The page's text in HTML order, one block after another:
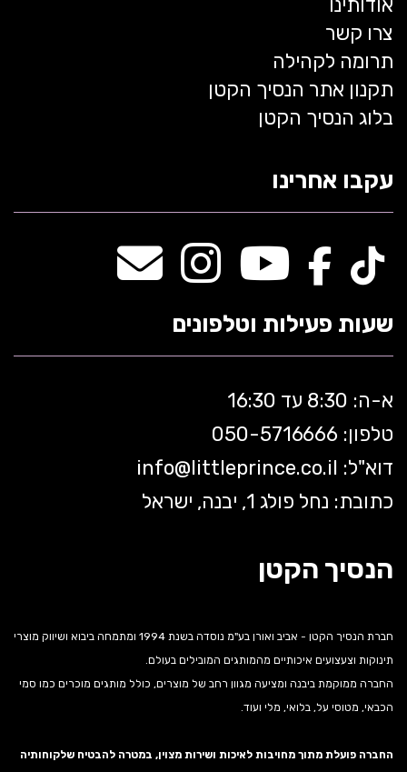
אודותינו
צרו קשר
תרומה לקהילה
תקנון אתר הנסיך הקטן
בלוג הנסיך הקטן
עקבו אחרינו
שעות פעילות וטלפונים
א-ה: 8:30 עד 16:30
טלפון: 050-5 716666
דוא"ל:
info@littleprince.co.il
כתובת: נחל פולג 1, יבנה, ישראל
הנסיך הקטן
חברת הנסיך הקטן - אביב ואורן בע"מ נוסדה בשנת 1994 ומתמחה ביבוא ושיווק מוצרי
תינוקות וצעצועים איכותיים מהמותגים המובילים בעולם.
החברה ממוקמת ביבנה ומציעה מגוון רחב של מוצרים, כולל מותגים מוכרים כמו סמי
הכבאי, מטוסי על, בלואי, מלי ועוד.
החברה פועלת מתוך מחויבות לאיכות ושירות מצוין, במטרה להבטיח שלקוחותיה